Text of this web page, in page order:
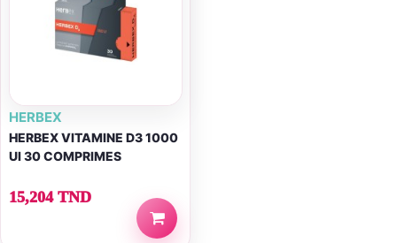
HERBEX
HERBEX VITAMINE D3 1000
UI 30 COMPRIMES
15,204 TND